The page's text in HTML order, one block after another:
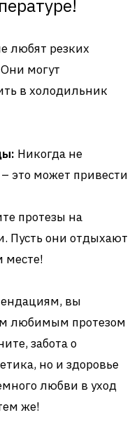
любят резких
могут
в холодильник
Никогда не
это может привести
протезы на
Пусть они отдыхают
месте!
вы
любимым протезом
забота о
но и здоровье
любви в уход
же!